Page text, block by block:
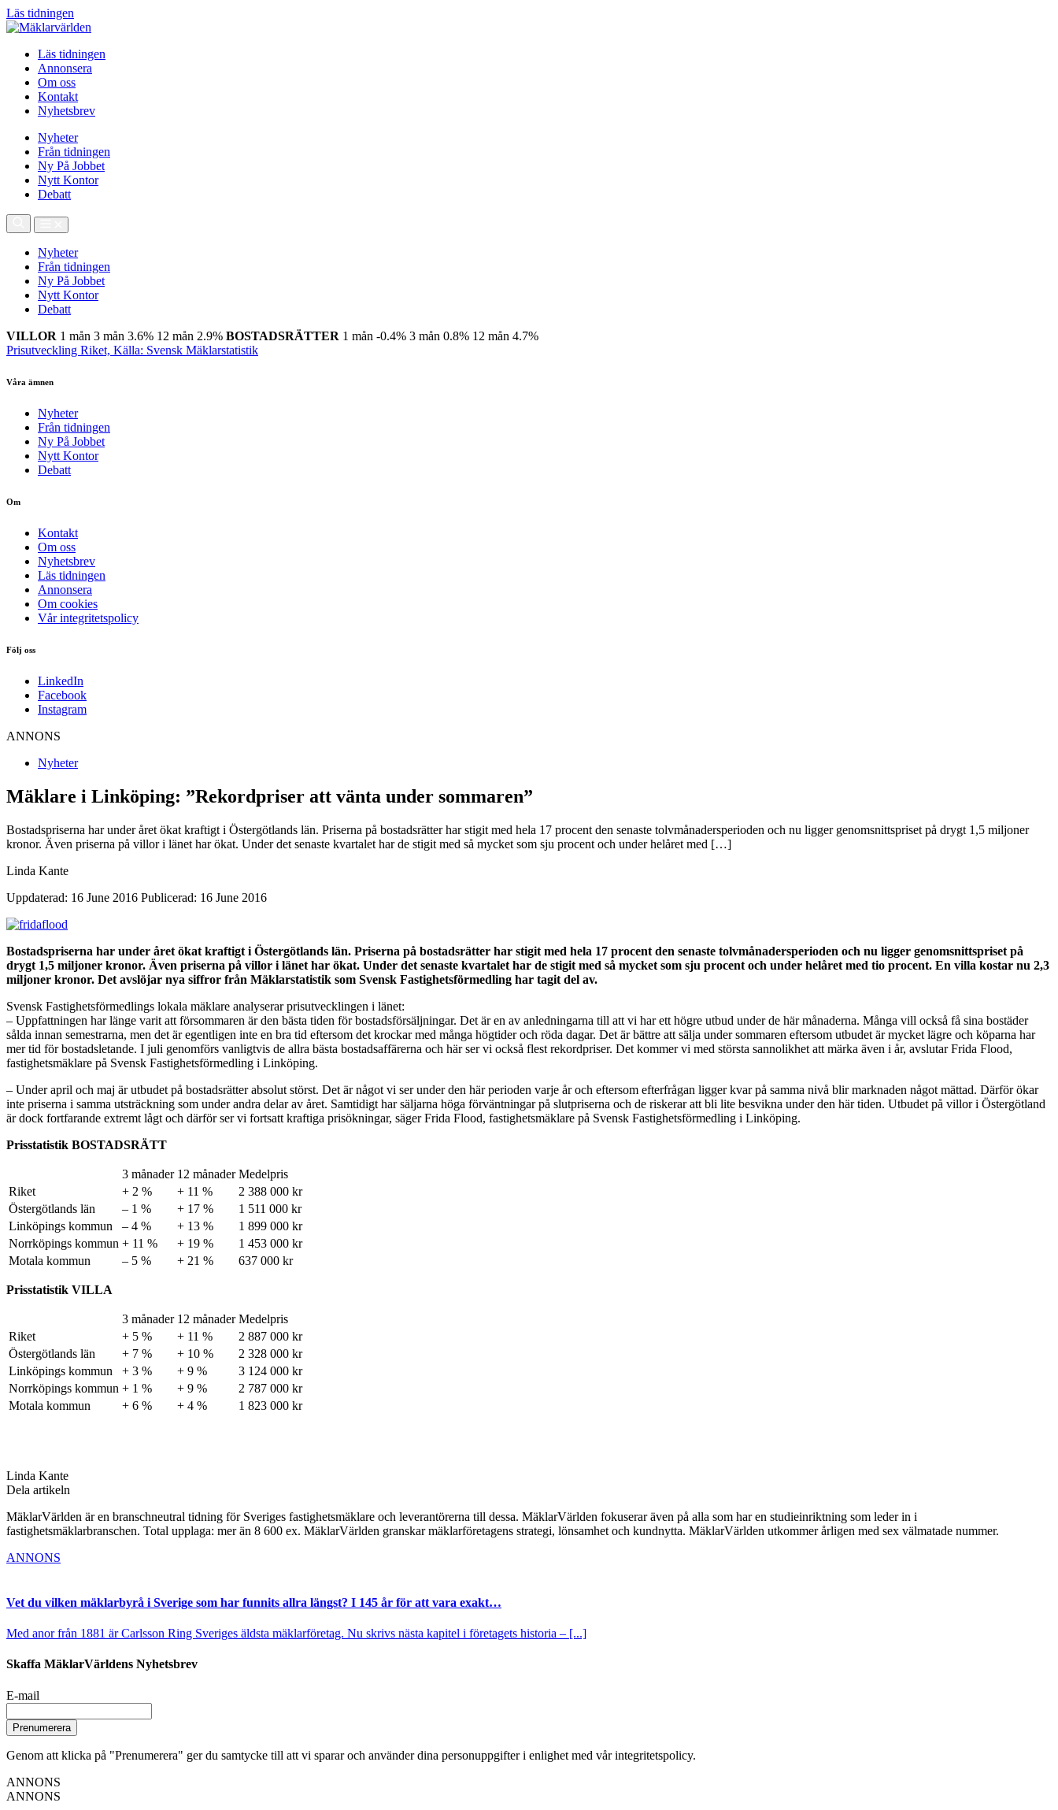
Läs tidningen
Läs tidningen
Annonsera
Om oss
Kontakt
Nyhetsbrev
Nyheter
Från tidningen
Ny På Jobbet
Nytt Kontor
Debatt
Nyheter
Från tidningen
Ny På Jobbet
Nytt Kontor
Debatt
VILLOR 1 mån 3 mån 3.6% 12 mån 2.9% BOSTADSRÄTTER 1 mån -0.4% 3 mån 0.8% 12 mån 4.7%
Prisutveckling Riket, Källa: Svensk Mäklarstatistik
Våra ämnen
Nyheter
Från tidningen
Ny På Jobbet
Nytt Kontor
Debatt
Om
Kontakt
Om oss
Nyhetsbrev
Läs tidningen
Annonsera
Om cookies
Vår integritetspolicy
Följ oss
LinkedIn
Facebook
Instagram
ANNONS
Nyheter
Mäklare i Linköping: ”Rekordpriser att vänta under sommaren”
Bostadspriserna har under året ökat kraftigt i Östergötlands län. Priserna på bostadsrätter har stigit med hela 17 procent den senaste tolvmånadersperioden och nu ligger genomsnittspriset på drygt 1,5 miljoner
kronor. Även priserna på villor i länet har ökat. Under det senaste kvartalet har de stigit med så mycket som sju procent och under helåret med […]
Linda Kante
Uppdaterad: 16 June 2016 Publicerad: 16 June 2016
Bostadspriserna har under året ökat kraftigt i Östergötlands län. Priserna på bostadsrätter har stigit med hela 17 procent den senaste tolvmånadersperioden och nu ligger genomsnittspriset på
drygt 1,5 miljoner kronor. Även priserna på villor i länet har ökat. Under det senaste kvartalet har de stigit med så mycket som sju procent och under helåret med tio procent. En villa kostar nu 2,3
miljoner kronor. Det avslöjar nya siffror från Mäklarstatistik som Svensk Fastighetsförmedling har tagit del av.
Svensk Fastighetsförmedlings lokala mäklare analyserar prisutvecklingen i länet:
– Uppfattningen har länge varit att försommaren är den bästa tiden för bostadsförsäljningar. Det är en av anledningarna till att vi har ett högre utbud under de här månaderna. Många vill också få sina bostäder
sålda innan semestrarna, men det är egentligen inte en bra tid eftersom det krockar med många högtider och röda dagar. Det är bättre att sälja under sommaren eftersom utbudet är mycket lägre och köparna har
mer tid för bostadsletande. I juli genomförs vanligtvis de allra bästa bostadsaffärerna och här ser vi också flest rekordpriser. Det kommer vi med största sannolikhet att märka även i år, avslutar Frida Flood,
fastighetsmäklare på Svensk Fastighetsförmedling i Linköping.
– Under april och maj är utbudet på bostadsrätter absolut störst. Det är något vi ser under den här perioden varje år och eftersom efterfrågan ligger kvar på samma nivå blir marknaden något mättad. Därför ökar
inte priserna i samma utsträckning som under andra delar av året. Samtidigt har säljarna höga förväntningar på slutpriserna och de riskerar att bli lite besvikna under den här tiden. Utbudet på villor i Östergötland
är dock fortfarande extremt lågt och därför ser vi fortsatt kraftiga prisökningar, säger Frida Flood, fastighetsmäklare på Svensk Fastighetsförmedling i Linköping.
Prisstatistik BOSTADSRÄTT
3 månader 12 månader Medelpris
Riket
+ 2 % + 11 %
2 388 000 kr
Östergötlands län
– 1 % + 17 %
1 511 000 kr
Linköpings kommun
– 4 % + 13 %
1 899 000 kr
Norrköpings kommun + 11 % + 19 %
1 453 000 kr
Motala kommun
– 5 % + 21 % 637 000 kr
Prisstatistik VILLA
3 månader 12 månader Medelpris
Riket
+ 5 % + 11 %
2 887 000 kr
Östergötlands län
+ 7 % + 10 %
2 328 000 kr
Linköpings kommun
+ 3 % + 9 %
3 124 000 kr
Norrköpings kommun + 1 % + 9 %
2 787 000 kr
Motala kommun
+ 6 % + 4 % 1 823 000 kr
Linda Kante
Dela artikeln
MäklarVärlden är en branschneutral tidning för Sveriges fastighetsmäklare och leverantörerna till dessa. MäklarVärlden fokuserar även på alla som har en studieinriktning som leder in i
fastighetsmäklarbranschen. Total upplaga: mer än 8 600 ex. MäklarVärlden granskar mäklarföretagens strategi, lönsamhet och kundnytta. MäklarVärlden utkommer årligen med sex välmatade nummer.
ANNONS
Vet du vilken mäklarbyrå i Sverige som har funnits allra längst? I 145 år för att vara exakt…
Med anor från 1881 är Carlsson Ring Sveriges äldsta mäklarföretag. Nu skrivs nästa kapitel i företagets historia – [...]
Skaffa MäklarVärldens Nyhetsbrev
E-mail
Prenumerera
Genom att klicka på "Prenumerera" ger du samtycke till att vi sparar och använder dina personuppgifter i enlighet med vår integritetspolicy.
ANNONS
ANNONS